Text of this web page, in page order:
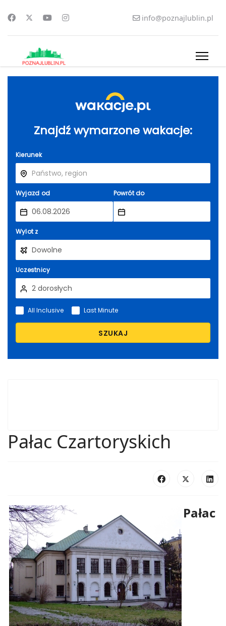
info@poznajlublin.pl
Znajdź wymarzone wakacje:
Kierunek
Wyjazd od Powrót do
Wylot z
Uczestnicy
SZUKAJ
All Inclusive Last Minute
Pałac Czartoryskich
Pałac